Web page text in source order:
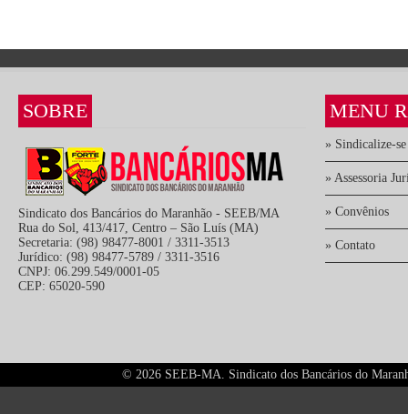
SOBRE
Sindicato dos Bancários do Maranhão - SEEB/MA
Rua do Sol, 413/417, Centro – São Luís (MA)
Secretaria: (98) 98477-8001 / 3311-3513
Jurídico: (98) 98477-5789 / 3311-3516
CNPJ: 06.299.549/0001-05
CEP: 65020-590
MENU
» Sindicalize-se
» Assessoria
» Convênios
» Contato
© 2026 SEEB-MA. Sindicato dos Bancários do